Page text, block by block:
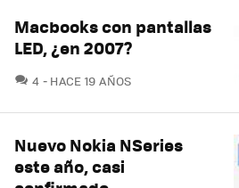
Macbooks con pantallas
LED, ¿en 2007?
4 COMENTARIOS
HACE 19 AÑOS
Nuevo Nokia NSeries
este año, casi